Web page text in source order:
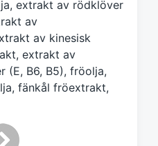
extrakt av rödklöver
av
av kinesisk
extrakt av
(E, B6, B5), fröolja,
fänkål fröextrakt,